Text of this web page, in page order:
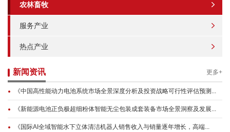
农林畜牧
服务产业
热点产业
新闻资讯 更多+
《中国高性能动力电池系统市场全景深度分析及投资战略可行性评估预测...
《新能源电池正负极超细粉体智能无尘包装成套装备市场全景洞察及发展...
《国际AI全域智能水下立体清洁机器人销售收入与销量逐年增长，高端...